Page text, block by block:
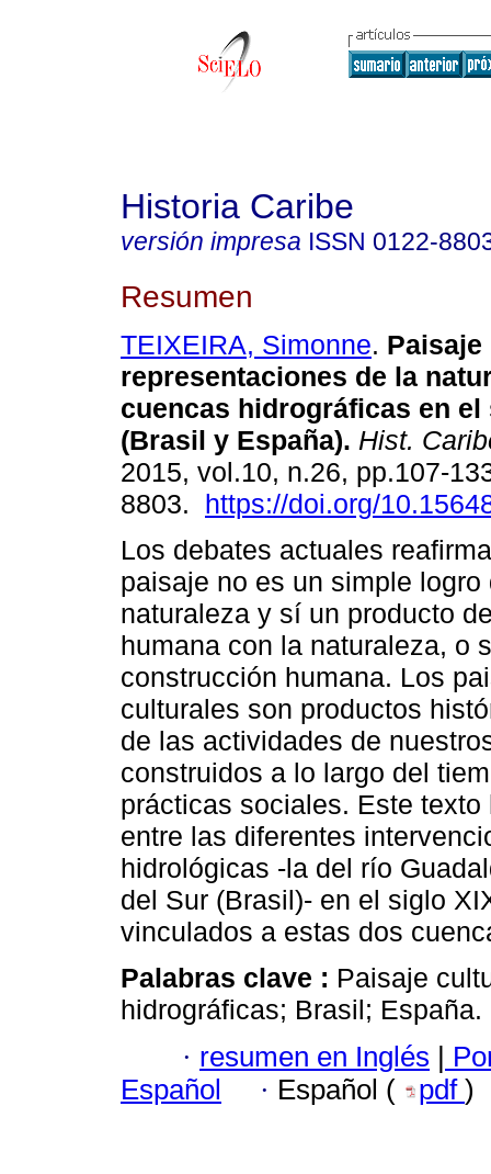
Historia Caribe
versión impresa ISSN 0122-
Resumen
TEIXEIRA, Simonne.
representaciones de la
cuencas hidrográficas en el
(Brasil y España). Hist.
2015, vol.10, n.26, pp.107-
8803. https://doi.org/
Los debates actuales
paisaje no es un simple logro
naturaleza y sí un producto
humana con la naturaleza, o
construcción humana. Los
culturales son productos
de las actividades de
construidos a lo largo del
prácticas sociales. Este
entre las diferentes
hidrológicas -la del río
del Sur (Brasil)- en el siglo
vinculados a estas dos
Palabras clave : Paisaje
hidrográficas; Brasil; España.
· resumen en Inglés |
Español
· Español ( pdf )